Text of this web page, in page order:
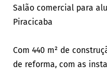
Salão comercial para
Piracicaba
Com 440 m² de
de reforma, com as